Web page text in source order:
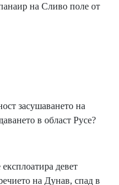
на Сливо поле от
засушаването на
в област Русе?
девет
на Дунав, спад в